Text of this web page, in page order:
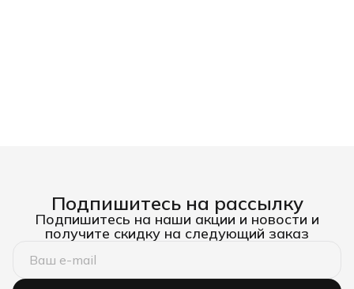
Подпишитесь на рассылку
Подпишитесь на наши акции и новости и
получите скидку на следующий заказ